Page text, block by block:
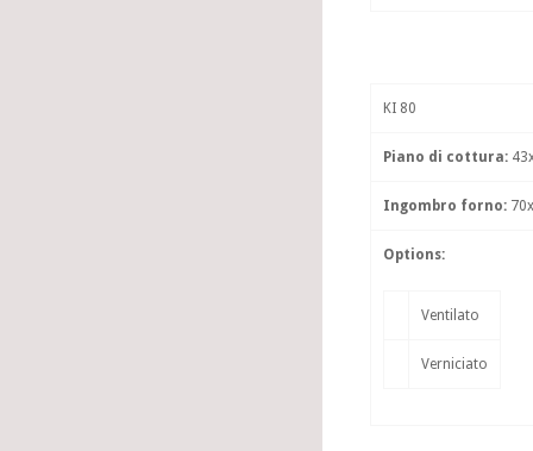
KI 80
Piano di cottura:
Ingombro forno:
Options:
Ventilato
Verniciato